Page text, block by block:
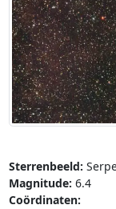
Sterrenbeeld:
Magnitude: 6.4
Coördinaten: